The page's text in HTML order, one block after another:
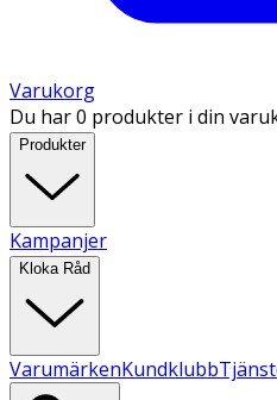
Varukorg
Du har 0 produkter i din
Produkter
Kampanjer
Kloka Råd
VarumärkenKundklubb